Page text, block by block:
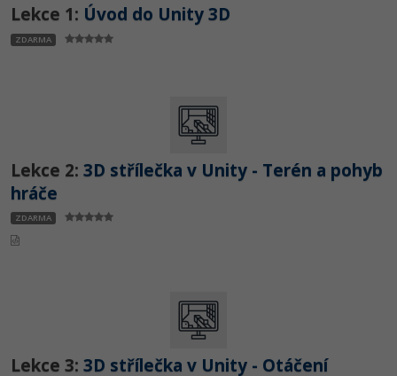
Lekce 1: Úvod do Unity 3D
ZDARMA
Lekce 2: 3D střílečka v Unity - Terén a pohyb
hráče
ZDARMA
Lekce 3: 3D střílečka v Unity - Otáčení